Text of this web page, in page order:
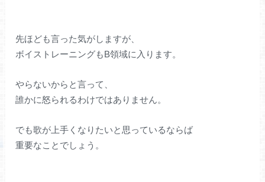
先ほども言った気がしますが、
ボイストレーニングもB領域に入ります。
やらないからと言って、
誰かに怒られるわけではありません。
でも歌が上手くなりたいと思っているならば
重要なことでしょう。